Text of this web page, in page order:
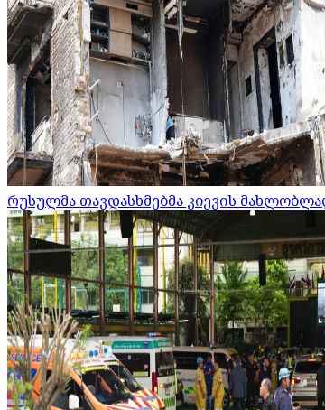
რუსულმა თავდასხმებმა კიევის